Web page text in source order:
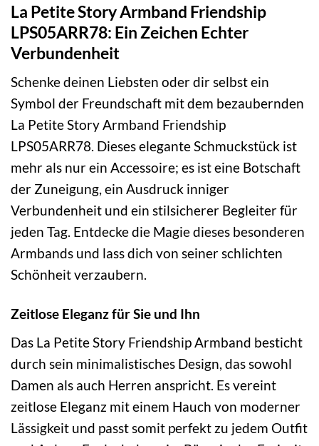
La Petite Story Armband Friendship
LPS05ARR78: Ein Zeichen Echter
Verbundenheit
Schenke deinen Liebsten oder dir selbst ein
Symbol der Freundschaft mit dem bezaubernden
La Petite Story Armband Friendship
LPS05ARR78. Dieses elegante Schmuckstück ist
mehr als nur ein Accessoire; es ist eine Botschaft
der Zuneigung, ein Ausdruck inniger
Verbundenheit und ein stilsicherer Begleiter für
jeden Tag. Entdecke die Magie dieses besonderen
Armbands und lass dich von seiner schlichten
Schönheit verzaubern.
Zeitlose Eleganz für Sie und Ihn
Das La Petite Story Friendship Armband besticht
durch sein minimalistisches Design, das sowohl
Damen als auch Herren anspricht. Es vereint
zeitlose Eleganz mit einem Hauch von moderner
Lässigkeit und passt somit perfekt zu jedem Outfit